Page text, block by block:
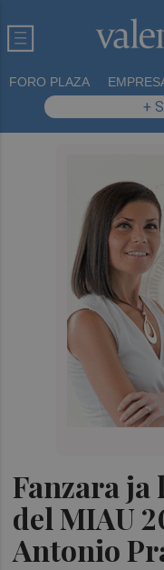
FORO PLAZA
+
Fanzara
del MIAU
Antonio